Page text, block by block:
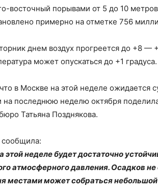
восточный порывами от 5 до 10
примерно на отметке 756
днем ​​воздух прогреется до +8 —
может опускаться до +1 градуса.
в Москве на этой неделе ожидается
на последнюю неделю октября
Татьяна Позднякова.
сообщила:
этой неделе будет достаточно
атмосферного давления. Осадков
​​местами может собраться